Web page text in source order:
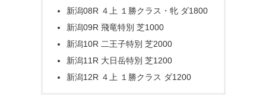
新潟08R ４上 １勝クラス・牝 ダ1800
新潟09R 飛竜特別 芝1000
新潟10R 二王子特別 芝2000
新潟11R 大日岳特別 芝1200
新潟12R ４上 １勝クラス ダ1200